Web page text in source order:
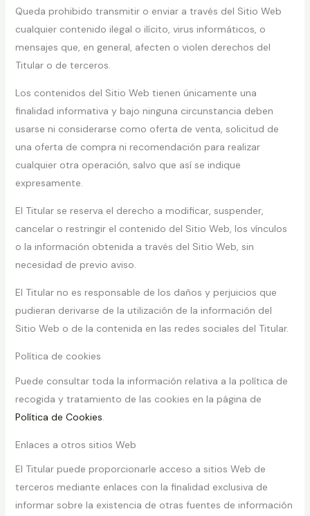
Queda prohibido transmitir o enviar a través del Sitio Web
cualquier contenido ilegal o ilícito, virus informáticos, o
mensajes que, en general, afecten o violen derechos del
Titular o de terceros.
Los contenidos del Sitio Web tienen únicamente una
finalidad informativa y bajo ninguna circunstancia deben
usarse ni considerarse como oferta de venta, solicitud de
una oferta de compra ni recomendación para realizar
cualquier otra operación, salvo que así se indique
expresamente.
El Titular se reserva el derecho a modificar, suspender,
cancelar o restringir el contenido del Sitio Web, los vínculos
o la información obtenida a través del Sitio Web, sin
necesidad de previo aviso.
El Titular no es responsable de los daños y perjuicios que
pudieran derivarse de la utilización de la información del
Sitio Web o de la contenida en las redes sociales del Titular.
Política de cookies
Puede consultar toda la información relativa a la política de
recogida y tratamiento de las cookies en la página de
Política de Cookies.
Enlaces a otros sitios Web
El Titular puede proporcionarle acceso a sitios Web de
terceros mediante enlaces con la finalidad exclusiva de
informar sobre la existencia de otras fuentes de información